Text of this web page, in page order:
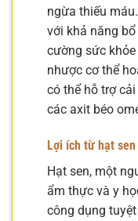
ngừa thiếu
với khả năng
cường sức
nhược cơ thể
có thể hỗ trợ
các axit béo
Lợi ích từ hạt sen
Hạt sen, một
ẩm thực và y
công dụng